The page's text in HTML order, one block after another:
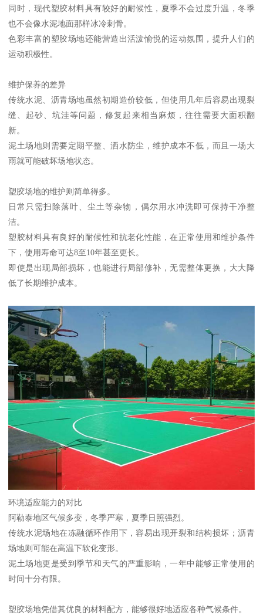
同时，现代塑胶材料具有较好的耐候性，夏季不会过度升温，冬季
也不会像水泥地面那样冰冷刺骨。
色彩丰富的塑胶场地还能营造出活泼愉悦的运动氛围，提升人们的
运动积极性。
维护保养的差异
传统水泥、沥青场地虽然初期造价较低，但使用几年后容易出现裂
缝、起砂、坑洼等问题，修复起来相当麻烦，往往需要大面积翻
新。
泥土场地则需要定期平整、洒水防尘，维护成本不低，而且一场大
雨就可能破坏场地状态。
塑胶场地的维护则简单得多。
日常只需扫除落叶、尘土等杂物，偶尔用水冲洗即可保持干净整
洁。
塑胶材料具有良好的耐候性和抗老化性能，在正常使用和维护条件
下，使用寿命可达8至10年甚至更长。
即使是出现局部损坏，也能进行局部修补，无需整体更换，大大降
低了长期维护成本。
环境适应能力的对比
阿勒泰地区气候多变，冬季严寒，夏季日照强烈。
传统水泥场地在冻融循环作用下，容易出现开裂和结构损坏；沥青
场地则可能在高温下软化变形。
泥土场地更是受到季节和天气的严重影响，一年中能够正常使用的
时间十分有限。
塑胶场地凭借其优良的材料配方，能够很好地适应各种气候条件。